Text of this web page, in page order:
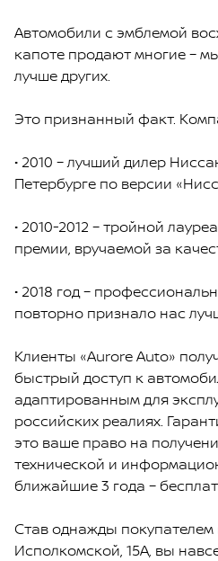
Автомобили с эмблемой
капоте продают многие –
лучше других.
Это признанный факт.
• 2010 – лучший дилер
Петербурге по версии
• 2010-2012 – тройной
премии, вручаемой за
• 2018 год –
повторно признало нас
Клиенты «Aurore Auto»
быстрый доступ к
адаптированным для
российских реалиях.
это ваше право на
технической и
ближайшие 3 года –
Став однажды покупателем
Исполкомской, 15А, вы